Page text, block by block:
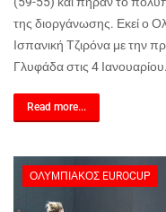
της διοργάνωσης. Εκεί ο
Ισπανική Τζιρόνα με την
Γλυφάδα στις 4 Ιανουαρίου.
Read more...
ΟΛΥΜΠΙΑΚΌΣ EUROCUP